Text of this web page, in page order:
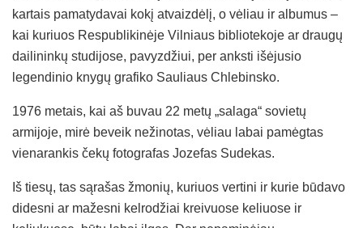
kartais pamatydavai kokį atvaizdėlį, o vėliau ir albumus –
kai kuriuos Respublikinėje Vilniaus bibliotekoje ar draugų
dailininkų studijose, pavyzdžiui, per anksti išėjusio
legendinio knygų grafiko Sauliaus Chlebinsko.
1976 metais, kai aš buvau 22 metų „salaga“ sovietų
armijoje, mirė beveik nežinotas, vėliau labai pamėgtas
vienarankis čekų fotografas Jozefas Sudekas.
Iš tiesų, tas sąrašas žmonių, kuriuos vertini ir kurie būdavo
didesni ar mažesni kelrodžiai kreivuose keliuose ir